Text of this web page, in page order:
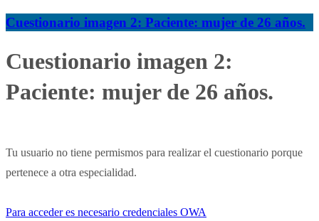
Cuestionario imagen 2: Paciente: mujer de 26 años.
Cuestionario imagen 2:
Paciente: mujer de 26 años.
Tu usuario no tiene permismos para realizar el cuestionario porque
pertenece a otra especialidad.
Para acceder es necesario credenciales OWA